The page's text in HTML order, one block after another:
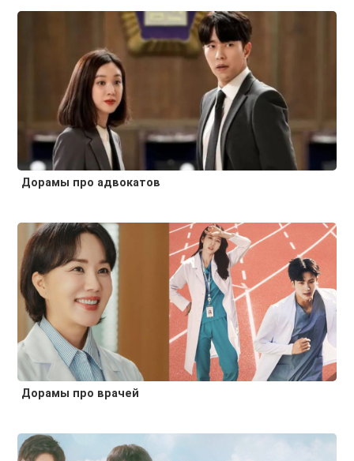
Дорамы про адвокатов
Дорамы про врачей